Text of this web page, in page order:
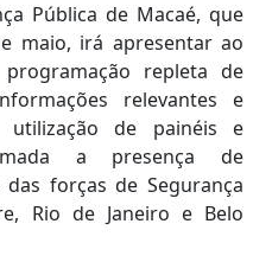
Pública de Macaé, que
maio, irá apresentar ao
repleta de
relevantes e
utilização de painéis e
a presença de
forças de Segurança
Rio de Janeiro e Belo